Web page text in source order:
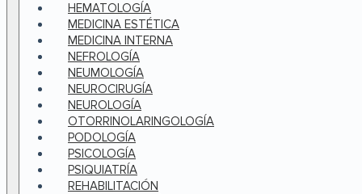
HEMATOLOGÍA
MEDICINA ESTÉTICA
MEDICINA INTERNA
NEFROLOGÍA
NEUMOLOGÍA
NEUROCIRUGÍA
NEUROLOGÍA
OTORRINOLARINGOLOGÍA
PODOLOGÍA
PSICOLOGÍA
PSIQUIATRÍA
REHABILITACIÓN